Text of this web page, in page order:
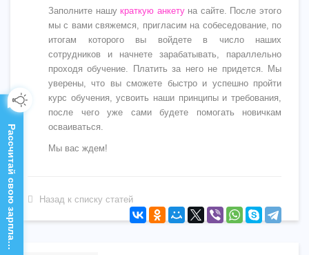
Заполните нашукраткую анкетуна сайте. После этого
мы с вами свяжемся, пригласим на собеседование, по
итогам которого вы войдете в число наших
сотрудников и начнете зарабатывать, параллельно
проходя обучение. Платить за него не придется. Мы
уверены, что вы сможете быстро и успешно пройти
курс обучения, усвоить наши принципы и требования,
после чего уже сами будете помогать новичкам
осваиваться.
Мы вас ждем!
Назад к списку статей
Рассчитай свою зарплату!